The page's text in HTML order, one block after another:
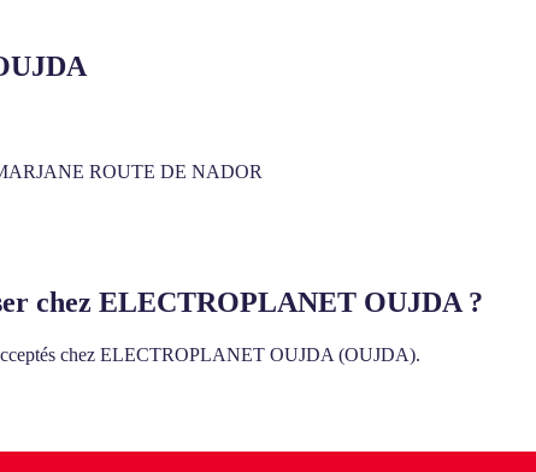
ROUTE DE NADOR
chez ELECTROPLANET OUJDA ?
chez ELECTROPLANET OUJDA (OUJDA).